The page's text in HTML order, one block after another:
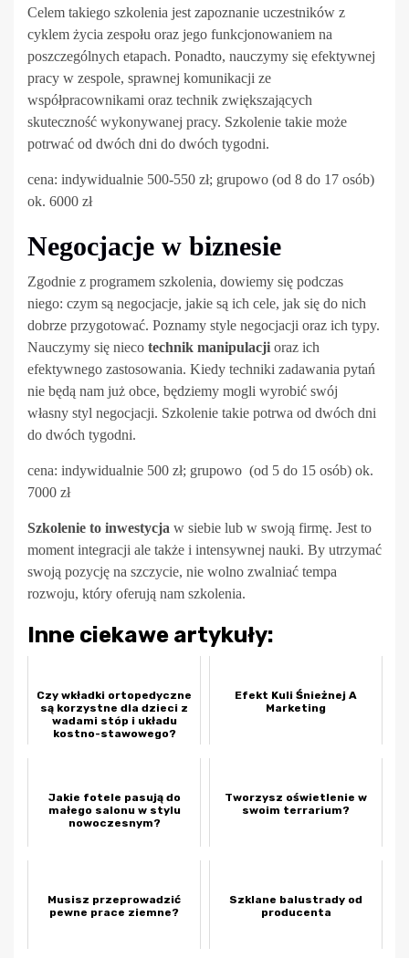
Celem takiego szkolenia jest zapoznanie uczestników z
cyklem życia zespołu oraz jego funkcjonowaniem na
poszczególnych etapach. Ponadto, nauczymy się efektywnej
pracy w zespole, sprawnej komunikacji ze
współpracownikami oraz technik zwiększających
skuteczność wykonywanej pracy. Szkolenie takie może
potrwać od dwóch dni do dwóch tygodni.
cena: indywidualnie 500-550 zł; grupowo (od 8 do 17 osób)
ok. 6000 zł
Negocjacje w biznesie
Zgodnie z programem szkolenia, dowiemy się podczas
niego: czym są negocjacje, jakie są ich cele, jak się do nich
dobrze przygotować. Poznamy style negocjacji oraz ich typy.
Nauczymy się nieco technik manipulacji oraz ich
efektywnego zastosowania. Kiedy techniki zadawania pytań
nie będą nam już obce, będziemy mogli wyrobić swój
własny styl negocjacji. Szkolenie takie potrwa od dwóch dni
do dwóch tygodni.
cena: indywidualnie 500 zł; grupowo (od 5 do 15 osób) ok.
7000 zł
Szkolenie to inwestycja w siebie lub w swoją firmę. Jest to
moment integracji ale także i intensywnej nauki. By utrzymać
swoją pozycję na szczycie, nie wolno zwalniać tempa
rozwoju, który oferują nam szkolenia.
Inne ciekawe artykuły:
Czy wkładki ortopedyczne
są korzystne dla dzieci z
wadami stóp i układu
kostno-stawowego?
Efekt Kuli Śnieżnej A
Marketing
Jakie fotele pasują do
małego salonu w stylu
nowoczesnym?
Tworzysz oświetlenie w
swoim terrarium?
Musisz przeprowadzić
pewne prace ziemne?
Szklane balustrady od
producenta